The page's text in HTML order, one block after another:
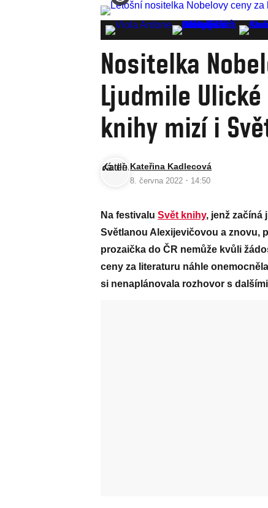
Nositelka
Ljudmile
knihy mizí i
Kateřina Kadlecová
8. června 2022 · 14:50
Na festivalu Svět knihy, jenž začíná
Světlanou Alexijevičovou a znovu,
prozaička do ČR nemůže kvůli
ceny za literaturu náhle
si nenaplánovala rozhovor s